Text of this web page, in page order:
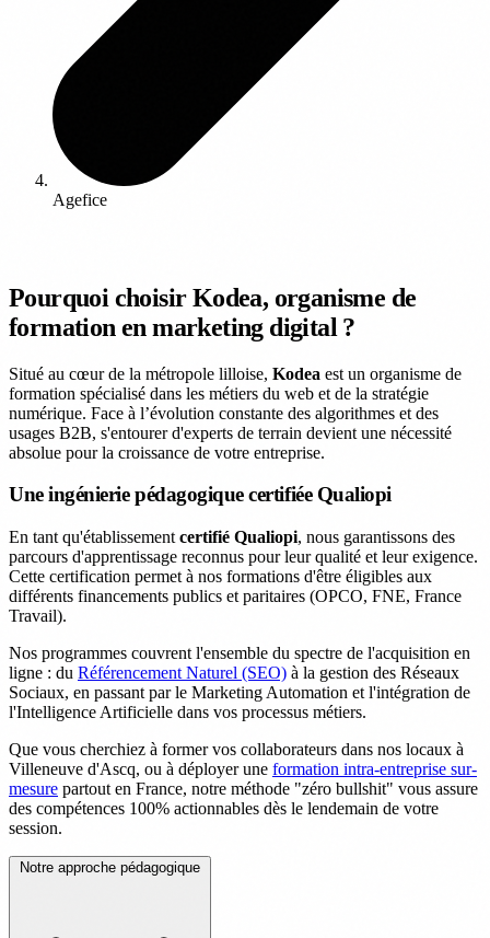
Agefice
Pourquoi choisir Kodea, organisme de
formation en marketing digital ?
Situé au cœur de la métropole lilloise, Kodea est un organisme de
formation spécialisé dans les métiers du web et de la stratégie
numérique. Face à l’évolution constante des algorithmes et des
usages B2B, s'entourer d'experts de terrain devient une nécessité
absolue pour la croissance de votre entreprise.
Une ingénierie pédagogique certifiée Qualiopi
En tant qu'établissement certifié Qualiopi, nous garantissons des
parcours d'apprentissage reconnus pour leur qualité et leur exigence.
Cette certification permet à nos formations d'être éligibles aux
différents financements publics et paritaires (OPCO, FNE, France
Travail).
Nos programmes couvrent l'ensemble du spectre de l'acquisition en
ligne : du Référencement Naturel (SEO) à la gestion des Réseaux
Sociaux, en passant par le Marketing Automation et l'intégration de
l'Intelligence Artificielle dans vos processus métiers.
Que vous cherchiez à former vos collaborateurs dans nos locaux à
Villeneuve d'Ascq, ou à déployer une formation intra-entreprise sur-
mesure partout en France, notre méthode "zéro bullshit" vous assure
des compétences 100% actionnables dès le lendemain de votre
session.
Notre approche pédagogique